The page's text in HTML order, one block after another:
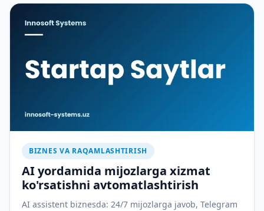
BIZNES VA RAQAMLASHTIRISH
AI yordamida mijozlarga xizmat
ko'rsatishni avtomatlashtirish
AI assistent biznesda: 24/7 mijozlarga javob, Telegram